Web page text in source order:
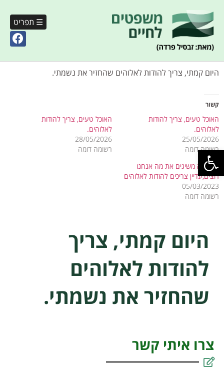
פתח סרגל נגישות
☰ תפריט
היום קמתי, צריך להודות לאלוהים שהחזיר את נשמתי.
קשור
האוכל טעים, צריך להודות
לאלוהים.
25/05/2026
רשומה דומה
האוכל טעים, צריך להודות
לאלוהים.
28/05/2026
רשומה דומה
גם שלא משיגים את מה אנחנו
רוצים,עדיין צריכים להודות לאלוהים
05/03/2023
רשומה דומה
היום קמתי, צריך
להודות לאלוהים
שהחזיר את נשמתי.
צרו איתי קשר